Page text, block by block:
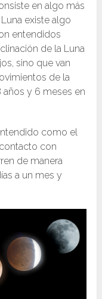
en algo más
existe algo
entendidos
de la Luna
sino que van
de la
años y 6 meses en
como el
con
de manera
a un mes y